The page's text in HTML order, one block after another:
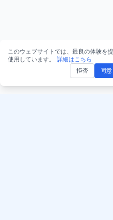
このウェブサイトでは、最良の体験を
使用しています。
詳細はこちら
拒否
同意